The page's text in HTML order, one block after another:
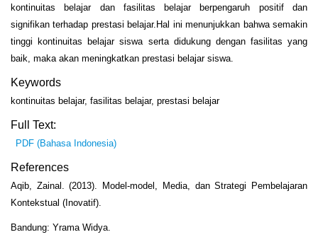
kontinuitas belajar dan fasilitas belajar berpengaruh positif dan
signifikan terhadap prestasi belajar.Hal ini menunjukkan bahwa semakin
tinggi kontinuitas belajar siswa serta didukung dengan fasilitas yang
baik, maka akan meningkatkan prestasi belajar siswa.
Keywords
kontinuitas belajar, fasilitas belajar, prestasi belajar
Full Text:
PDF (Bahasa Indonesia)
References
Aqib, Zainal. (2013). Model-model, Media, dan Strategi Pembelajaran
Kontekstual (Inovatif).
Bandung: Yrama Widya.